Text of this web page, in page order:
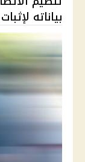
بياناته